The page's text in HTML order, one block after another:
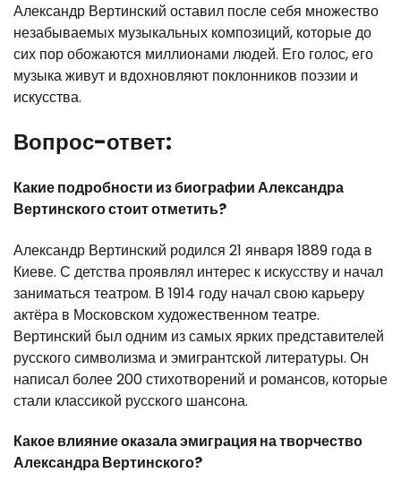
Александр Вертинский оставил после себя множество
незабываемых музыкальных композиций, которые до
сих пор обожаются миллионами людей. Его голос, его
музыка живут и вдохновляют поклонников поэзии и
искусства.
Вопрос-ответ:
Какие подробности из биографии Александра
Вертинского стоит отметить?
Александр Вертинский родился 21 января 1889 года в
Киеве. С детства проявлял интерес к искусству и начал
заниматься театром. В 1914 году начал свою карьеру
актёра в Московском художественном театре.
Вертинский был одним из самых ярких представителей
русского символизма и эмигрантской литературы. Он
написал более 200 стихотворений и романсов, которые
стали классикой русского шансона.
Какое влияние оказала эмиграция на творчество
Александра Вертинского?